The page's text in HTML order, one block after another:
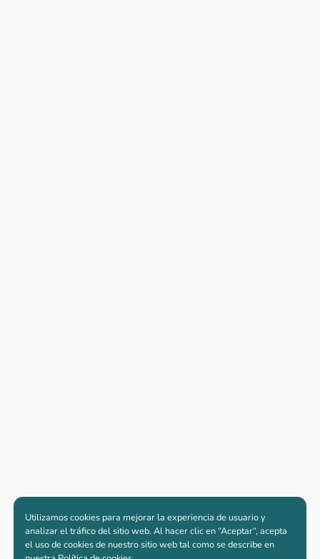
Utilizamos cookies para mejorar la experiencia de usuario y
analizar el tráfico del sitio web. Al hacer clic en “Aceptar“, acepta
el uso de cookies de nuestro sitio web tal como se describe en